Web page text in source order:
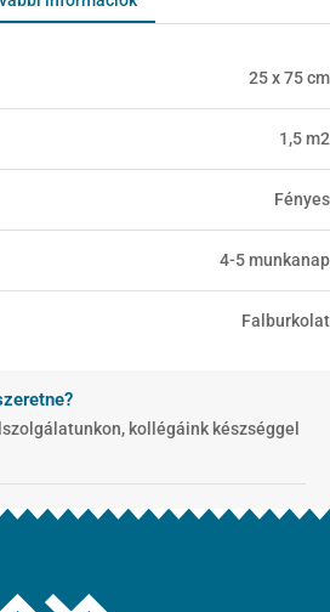
25 x 75 cm
1,5 m2
Fényes
4-5 munkanap
Falburkolat
kollégáink készséggel